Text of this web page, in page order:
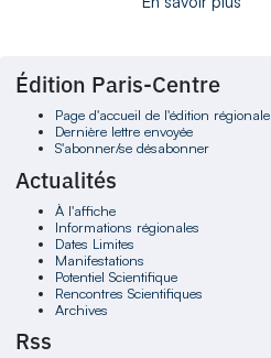
Édition Paris-Centre
Page d'accueil de l'édition régionale
Dernière lettre envoyée
S'abonner/se désabonner
Actualités
À l'affiche
Informations régionales
Dates Limites
Manifestations
Potentiel Scientifique
Rencontres Scientifiques
Archives
Rss